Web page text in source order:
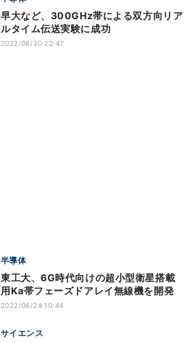
早大など、300GHz帯による双方向リア
ルタイム伝送実験に成功
2022/06/30 22:47
半導体
東工大、6G時代向けの超小型衛星搭載
用Ka帯フェーズドアレイ無線機を開発
2022/06/24 10:44
サイエンス